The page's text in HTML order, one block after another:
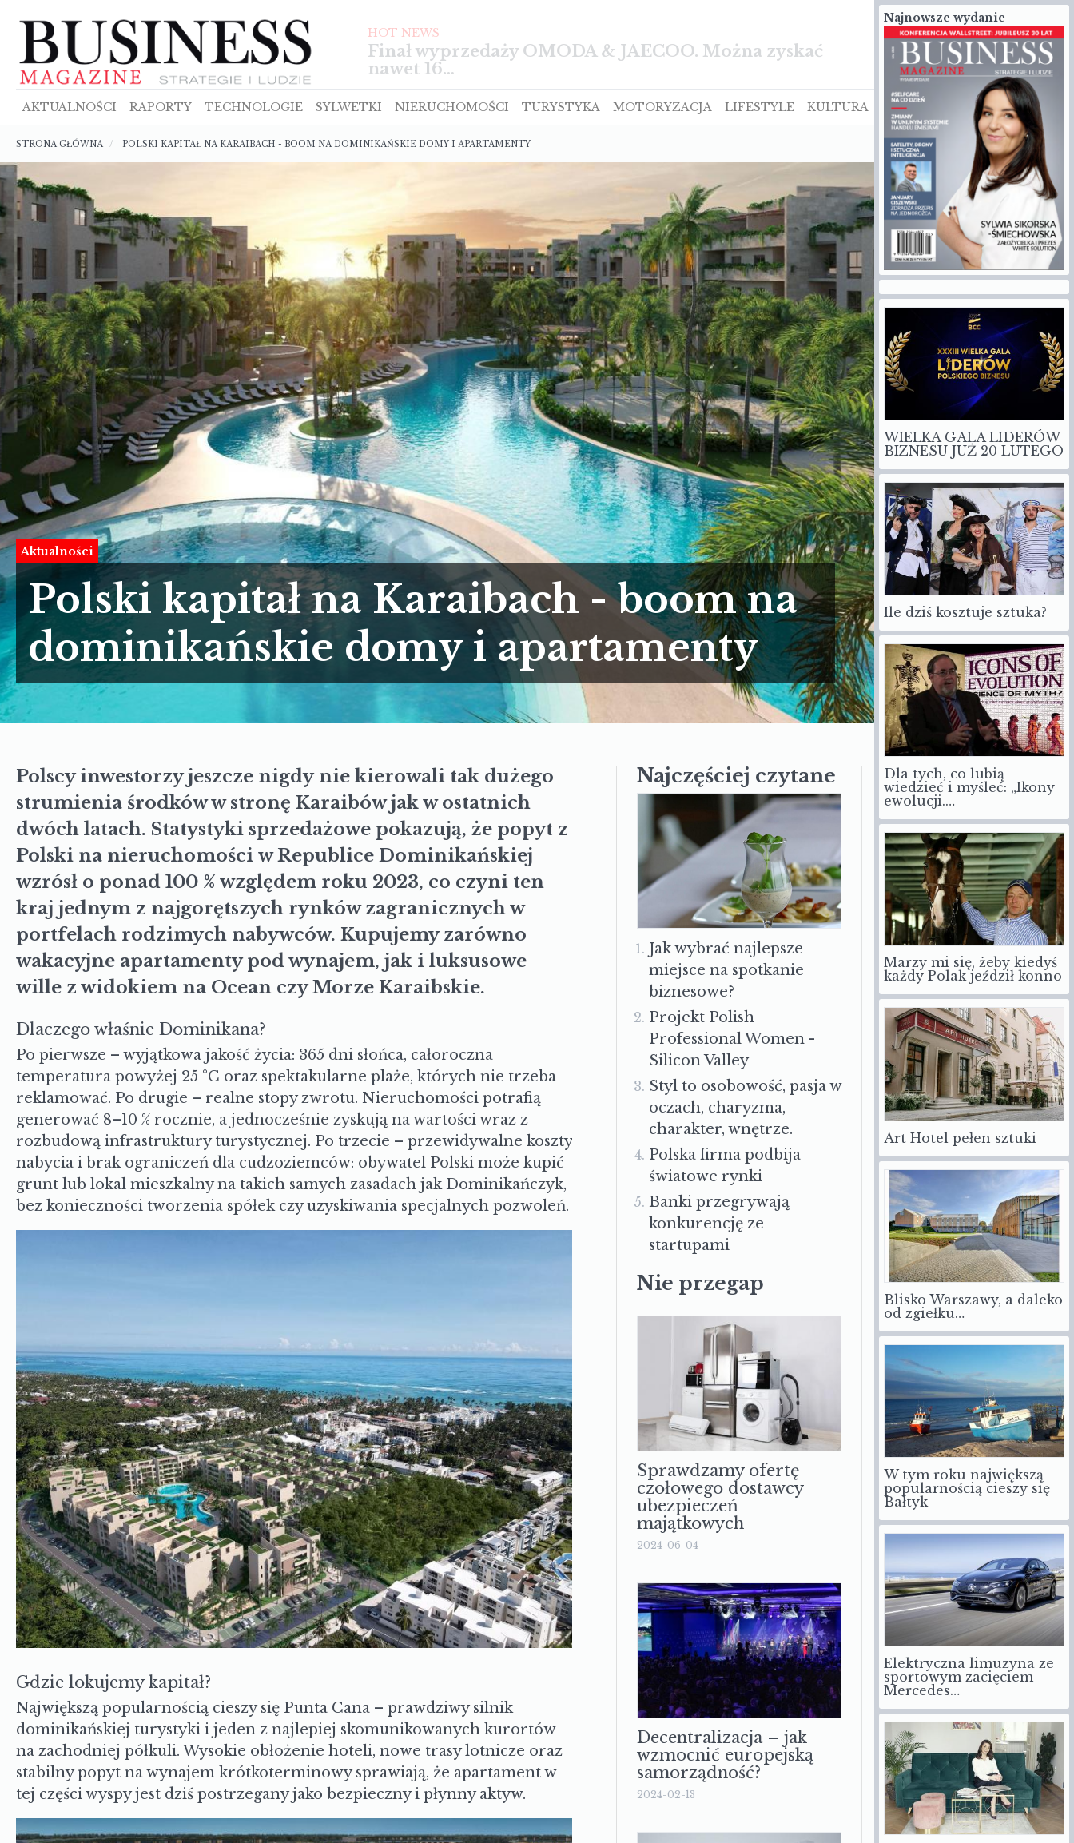
HOT NEWS
TIGGO z pięcioma gwiazdkami w teście Euro NCAP
AKTUALNOŚCI RAPORTY TECHNOLOGIE SYLWETKI NIERUCHOMOŚCI TURYSTYKA MOTORYZACJA LIFESTYLE KULTURA
Ścieżka
nawigacyjna
Aktualności
Polski kapitał na Karaibach - boom na
dominikańskie domy i apartamenty
Polscy inwestorzy jeszcze nigdy nie kierowali tak dużego
strumienia środków w stronę Karaibów jak w ostatnich
dwóch latach. Statystyki sprzedażowe pokazują, że popyt z
Polski na nieruchomości w Republice Dominikańskiej
wzrósł o ponad 100 % względem roku 2023, co czyni ten
krajjednym z najgorętszych rynków zagranicznych w
portfelach rodzimych nabywców. Kupujemy zarówno
wakacyjne apartamenty pod wynajem, jak i luksusowe
wille z widokiem na Ocean czy Morze Karaibskie.
Dlaczego właśnie Dominikana?
Po pierwsze – wyjątkowa jakość życia: 365 dni słońca, całoroczna
temperatura powyżej 25 °C oraz spektakularne plaże, których nie trzeba
reklamować. Po drugie – realne stopy zwrotu. Nieruchomości potrafią
generować 8–10 % rocznie, a jednocześnie zyskują na wartości wraz z
rozbudową infrastruktury turystycznej. Po trzecie – przewidywalne koszty
nabycia i brak ograniczeń dla cudzoziemców: obywatel Polski może kupić
grunt lub lokal mieszkalny na takich samych zasadach jak Dominikańczyk,
bez konieczności tworzenia spółek czy uzyskiwania specjalnych pozwoleń.
Gdzie lokujemy kapitał?
Największą popularnością cieszy się Punta Cana – prawdziwy silnik
dominikańskiej turystyki i jeden z najlepiej skomunikowanych kurortów
na zachodniej półkuli. Wysokie obłożenie hoteli, nowe trasy lotnicze oraz
stabilny popyt na wynajem krótkoterminowy sprawiają, że apartament w
tej części wyspy jest dziś postrzegany jako bezpieczny i płynny aktyw.
Najczęściej czytane
Jak wybrać najlepsze
miejsce na spotkanie
biznesowe?
Projekt Polish
Professional Women -
Silicon Valley
Styl to osobowość, pasja w
oczach, charyzma,
charakter, wnętrze.
Polska firma podbija
światowe rynki
Banki przegrywają
konkurencję ze
startupami
Nie przegap
Sprawdzamy ofertę
czołowego dostawcy
ubezpieczeń
majątkowych
2024-06-04
Decentralizacja – jak
wzmocnić europejską
samorządność?
2024-02-13
Najnowsze wydanie
WIELKA GALA LIDERÓW
BIZNESU JUŻ 20 LUTEGO
Ile dziś kosztuje sztuka?
Dla tych, co lubią
wiedzieć i myśleć: „Ikony
ewolucji.…
Marzy mi się, żeby kiedyś
każdy Polak jeździł konno
Art Hotel pełen sztuki
Blisko Warszawy, a daleko
od zgiełku…
W tym roku największą
popularnością cieszy się
Bałtyk
Elektryczna limuzyna ze
sportowym zacięciem -
Mercedes…